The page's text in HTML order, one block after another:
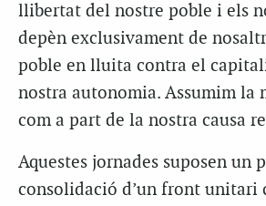
llibertat del nostre poble i els
depèn exclusivament de
poble en lluita contra el
nostra autonomia. Assumim la
com a part de la nostra causa
Aquestes jornades suposen un
consolidació d’un front unitari